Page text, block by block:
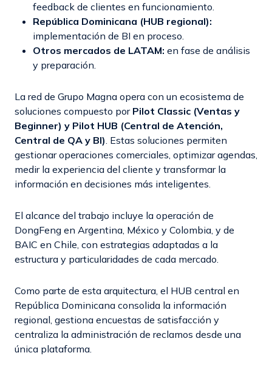
feedback de clientes en funcionamiento.
República Dominicana (HUB regional):
implementación de BI en proceso.
Otros mercados de LATAM: en fase de análisis
y preparación.
La red de Grupo Magna opera con un ecosistema de
soluciones compuesto porPilot Classic (Ventas y
Beginner) y Pilot HUB (Central de Atención,
Central de QA y BI). Estas soluciones permiten
gestionar operaciones comerciales, optimizar agendas,
medir la experiencia del cliente y transformar la
información en decisiones más inteligentes.
El alcance del trabajo incluye la operación de
DongFeng en Argentina, México y Colombia, y de
BAIC en Chile, con estrategias adaptadas a la
estructura y particularidades de cada mercado.
Como parte de esta arquitectura, el HUB central en
República Dominicana consolida la información
regional, gestiona encuestas de satisfacción y
centraliza la administración de reclamos desde una
única plataforma.